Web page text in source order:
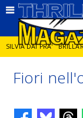
SILVIA DAI PRA'
JORGE DIAZ LA SPIA
Fiori